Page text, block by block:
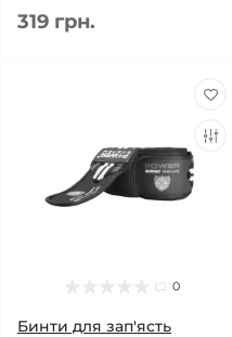
319 грн.
0
Бинти для зап'ясть